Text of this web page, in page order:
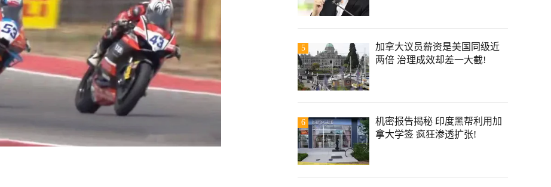
5
加拿大议员薪资是美国同级近
两倍 治理成效却差一大截!
6
机密报告揭秘 印度黑帮利用加
拿大学签 疯狂渗透扩张!